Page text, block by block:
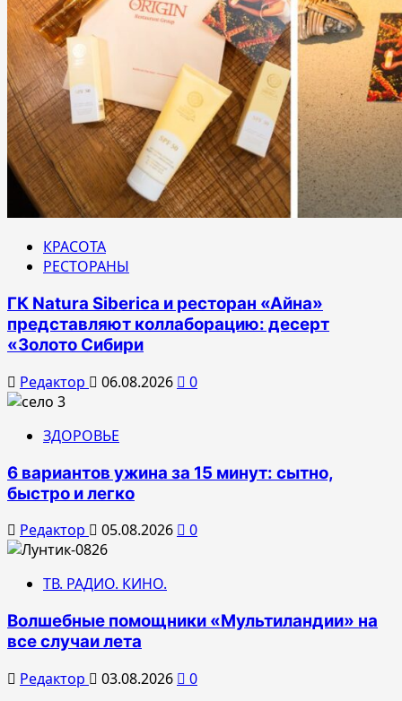
КРАСОТА
РЕСТОРАНЫ
ГК Natura Siberica и ресторан «Айна»
представляют коллаборацию: десерт
«Золото Сибири
Редактор 06.08.2026 0
ЗДОРОВЬЕ
6 вариантов ужина за 15 минут: сытно,
быстро и легко
Редактор 05.08.2026 0
ТВ. РАДИО. КИНО.
Волшебные помощники «Мультиландии» на
все случаи лета
Редактор 03.08.2026 0